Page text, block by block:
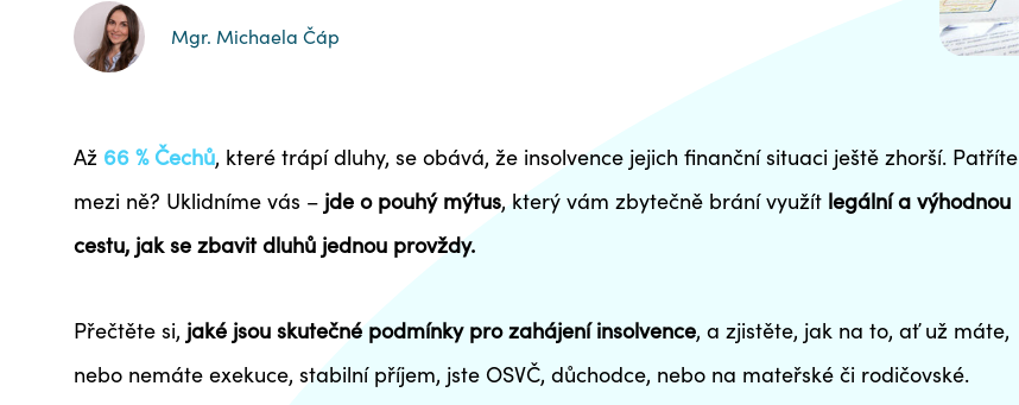
Mgr. Michaela Čáp
Až 66 % Čechů, které trápí dluhy, se obává, že insolvence jejich finanční situaci ještě zhorší. Patříte
mezi ně? Uklidníme vás – jde o pouhý mýtus, který vám zbytečně brání využít legální a výhodnou
cestu, jak se zbavit dluhů jednou provždy.
Přečtěte si, jaké jsou skutečné podmínky pro zahájení insolvence, a zjistěte, jak na to, ať už máte,
nebo nemáte exekuce, stabilní příjem, jste OSVČ, důchodce, nebo na mateřské či rodičovské.